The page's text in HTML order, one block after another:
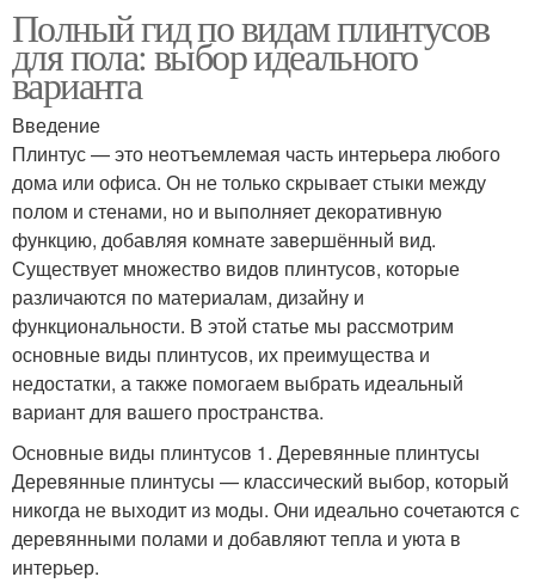
Полный гид по видам плинтусов
для пола: выбор идеального
варианта
Введение
Плинтус — это неотъемлемая часть интерьера любого
дома или офиса. Он не только скрывает стыки между
полом и стенами, но и выполняет декоративную
функцию, добавляя комнате завершённый вид.
Существует множество видов плинтусов, которые
различаются по материалам, дизайну и
функциональности. В этой статье мы рассмотрим
основные виды плинтусов, их преимущества и
недостатки, а также помогаем выбрать идеальный
вариант для вашего пространства.
Основные виды плинтусов 1. Деревянные плинтусы
Деревянные плинтусы — классический выбор, который
никогда не выходит из моды. Они идеально сочетаются с
деревянными полами и добавляют тепла и уюта в
интерьер.